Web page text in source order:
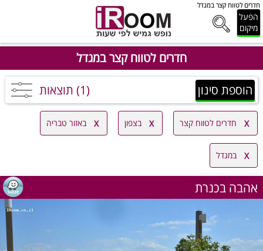
חדרים לטווח קצר במגדל
הפעל
מיקום
חדרים לטווח קצר במגדל
הוספת סינון (1) תוצאות
חדרים לטווח קצר בצפון באזור טבריה
במגדל
אהבה בכנרת